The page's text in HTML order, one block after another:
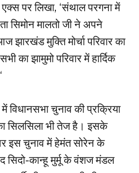
एक्स पर लिखा, ‘संथाल परगना में
सिमोन मालतो जी ने अपने
झारखंड मुक्ति मोर्चा परिवार का
का झामुमो परिवार में हार्दिक
चुनाव की प्रक्रिया
सिलसिला भी तेज है। इसके
इस चुनाव में हेमंत सोरेन के
सिदो-कान्हू मुर्मू के वंशज मंडल